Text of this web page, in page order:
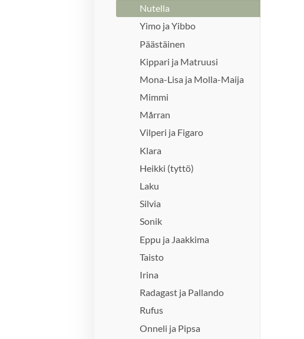
Nutella
Yimo ja Yibbo
Päästäinen
Kippari ja Matruusi
Mona-Lisa ja Molla-Maija
Mimmi
Mårran
Vilperi ja Figaro
Klara
Heikki (tyttö)
Laku
Silvia
Sonik
Eppu ja Jaakkima
Taisto
Irina
Radagast ja Pallando
Rufus
Onneli ja Pipsa